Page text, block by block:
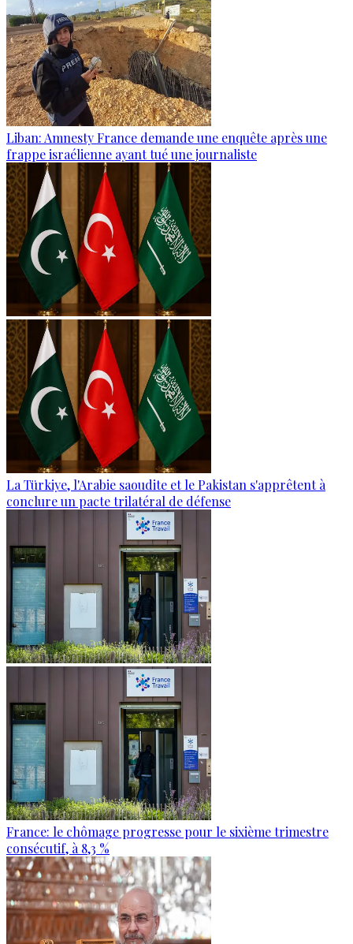
Liban: Amnesty France demande une enquête après une
frappe israélienne ayant tué une journaliste
La Türkiye, l'Arabie saoudite et le Pakistan s'apprêtent à
conclure un pacte trilatéral de défense
France: le chômage progresse pour le sixième trimestre
consécutif, à 8,3 %